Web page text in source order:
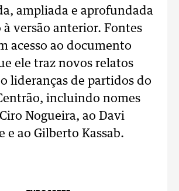
ampliada e aprofundada
à versão anterior. Fontes
acesso ao documento
ele traz novos relatos
lideranças de partidos do
incluindo nomes
Nogueira, ao Davi
e ao Gilberto Kassab.